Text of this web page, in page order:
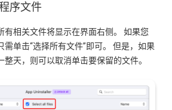
序文件
有相关文件将显示在界面右侧。 如果您
需单击“选择所有文件”即可。 但是，如果
天，则可以取消单击要保留的文件。